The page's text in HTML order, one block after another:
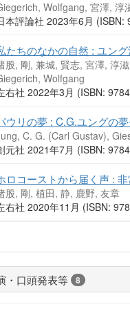
Wolfgang, 宮澤, 淳
本評論社 2023年6月 (ISBN:
たちのなかの自然 : ユン
股, 剛, 兼城, 賢志, 宮澤, 淳
Wolfgang
右社 2022年3月 (ISBN:
ウリの夢 : C.G.ユングの
C. G. (Carl Gustav),
元社 2021年7月 (ISBN:
ロコーストから届く声 :
股, 剛, 植田, 静, 鹿野, 友章
右社 2020年11月 (ISBN:
・口頭発表等 8